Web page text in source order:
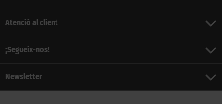
Atenció al client
¡Segueix-nos!
Newsletter